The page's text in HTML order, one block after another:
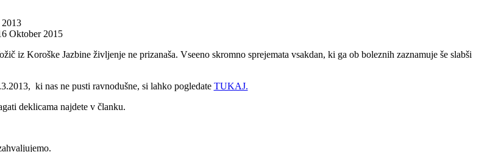
Oktober 2015
iz Koroške Jazbine življenje ne prizanaša. Vseeno skromno sprejemata vsakdan, ki ga ob boleznih zaznamuje še slabši
ki nas ne pusti ravnodušne, si lahko pogledate TUKAJ.
deklicama najdete v članku.